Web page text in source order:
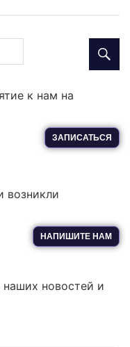
к нам на
ЗАПИСАТЬСЯ
возникли
НАПИШИТЕ НАМ
новостей и